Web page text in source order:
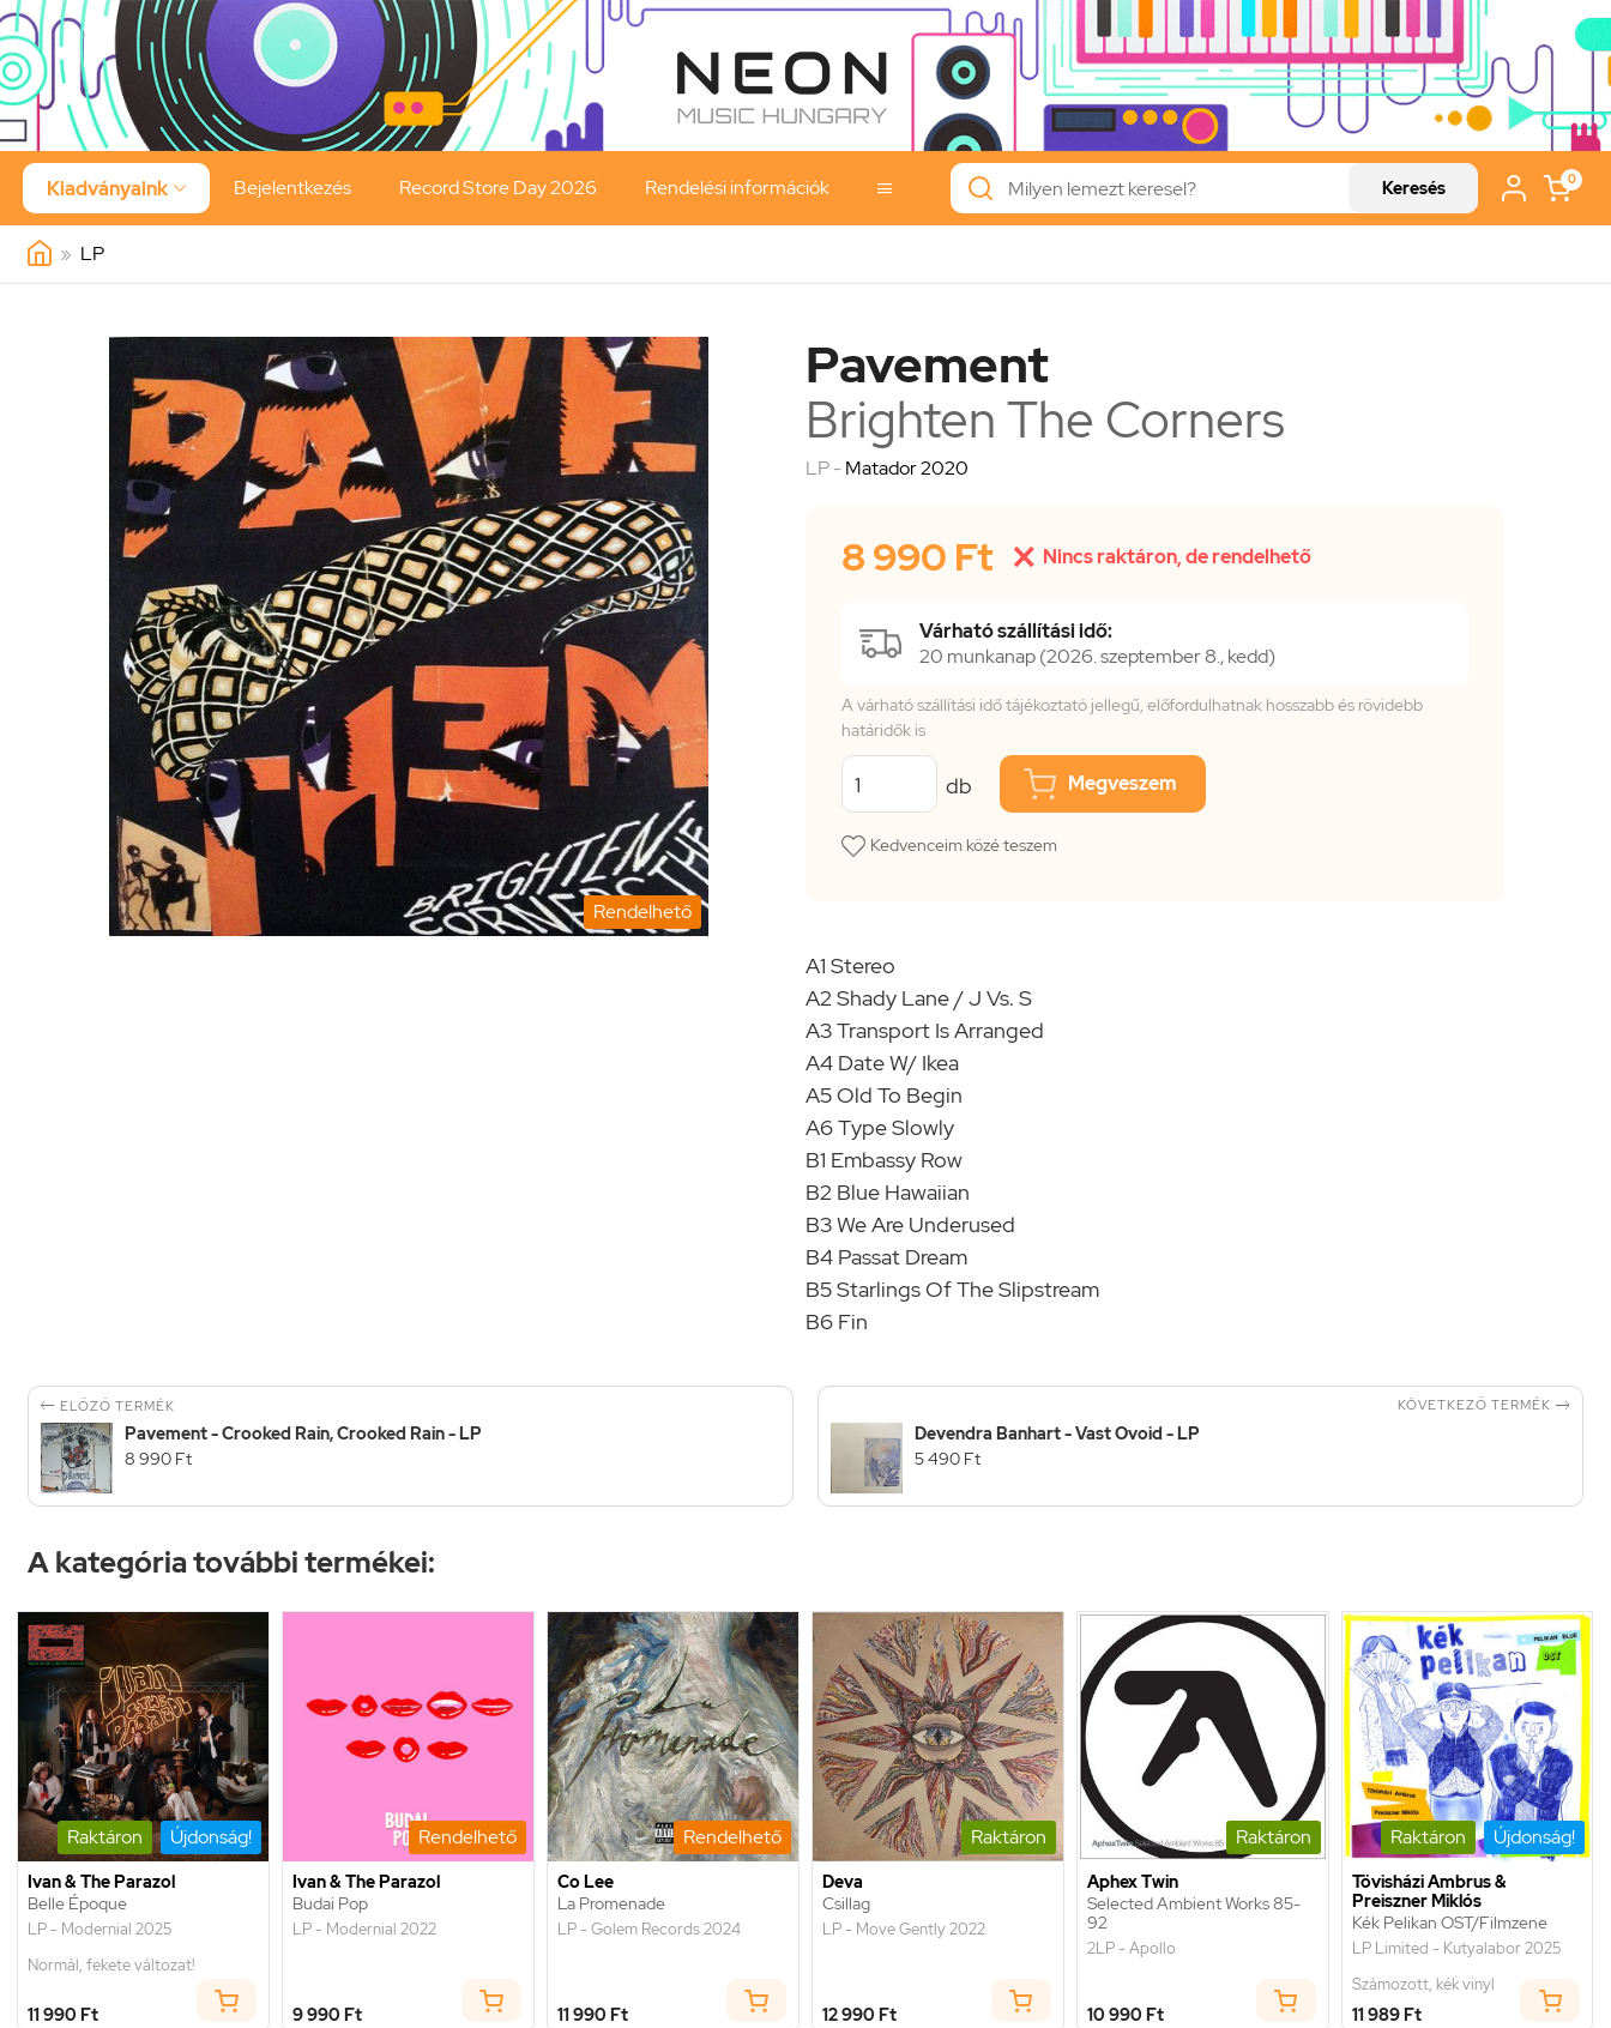
Kiadványaink  Bejelentkezés Record Store Day 2026 Rendelési információk  Keresés 0
» LP
Rendelhető
Pavement
Brighten The Corners
LP -Matador 2020
8 990 Ft  Nincs raktáron, de rendelhető
Várható szállítási idő:
20 munkanap (2026. szeptember 8., kedd)
A várható szállítási idő tájékoztató jellegű, előfordulhatnak hosszabb és rövidebb
határidők is
db Megveszem
Kedvenceim közé teszem
A1 Stereo
A2 Shady Lane / J Vs. S
A3 Transport Is Arranged
A4 Date W/ Ikea
A5 Old To Begin
A6 Type Slowly
B1 Embassy Row
B2 Blue Hawaiian
B3 We Are Underused
B4 Passat Dream
B5 Starlings Of The Slipstream
B6 Fin
 ELŐZŐ TERMÉK
Pavement - Crooked Rain, Crooked Rain - LP
8 990 Ft
KÖVETKEZŐ TERMÉK 
Devendra Banhart - Vast Ovoid - LP
5 490 Ft
A kategória további termékei:
Raktáron Újdonság!
Ivan & The Parazol
Belle Époque
LP - Modernial 2025
Normál, fekete változat!
11 990 Ft
Rendelhető
Ivan & The Parazol
Budai Pop
LP - Modernial 2022
9 990 Ft
Rendelhető
Co Lee
La Promenade
LP - Golem Records 2024
11 990 Ft
Raktáron
Deva
Csillag
LP - Move Gently 2022
12 990 Ft
Raktáron
Aphex Twin
Selected Ambient Works 85-
92
2LP - Apollo
10 990 Ft
Raktáron Újdonság!
Tövisházi Ambrus &
Preiszner Miklós
Kék Pelikan OST/Filmzene
LP Limited - Kutyalabor 2025
Számozott, kék vinyl
11 989 Ft